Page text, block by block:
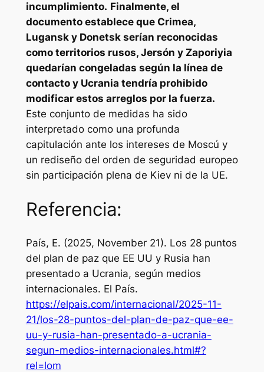
incumplimiento. Finalmente, el
documento establece que Crimea,
Lugansk y Donetsk serían reconocidas
como territorios rusos, Jersón y Zaporiyia
quedarían congeladas según la línea de
contacto y Ucrania tendría prohibido
modificar estos arreglos por la fuerza.
Este conjunto de medidas ha sido
interpretado como una profunda
capitulación ante los intereses de Moscú y
un rediseño del orden de seguridad europeo
sin participación plena de Kiev ni de la UE.
Referencia:
País, E. (2025, November 21). Los 28 puntos
del plan de paz que EE UU y Rusia han
presentado a Ucrania, según medios
internacionales. El País.
https://elpais.com/internacional/2025-11-
21/los-28-puntos-del-plan-de-paz-que-ee-
uu-y-rusia-han-presentado-a-ucrania-
segun-medios-internacionales.html#?
rel=lom